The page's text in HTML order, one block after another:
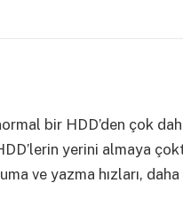
bir HDD’den çok
yerini almaya
ve yazma hızları,